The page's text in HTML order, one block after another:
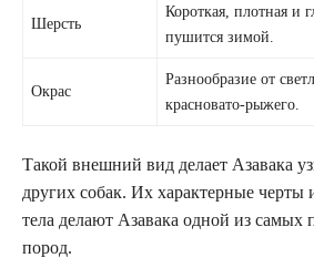
Шерсть
Короткая, плотная и
пушится зимой.
Окрас
Разнообразие от
красновато-рыжего.
Такой внешний вид делает Азавака
других собак. Их характерные черты
тела делают Азавака одной из самых
пород.